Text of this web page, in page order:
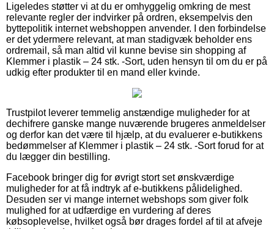
Ligeledes støtter vi at du er omhyggelig omkring de mest
relevante regler der indvirker på ordren, eksempelvis den
byttepolitik internet webshoppen anvender. I den forbindelse
er det ydermere relevant, at man stadigvæk beholder ens
ordremail, så man altid vil kunne bevise sin shopping af
Klemmer i plastik – 24 stk. -Sort, uden hensyn til om du er på
udkig efter produkter til en mand eller kvinde.
Trustpilot leverer temmelig anstændige muligheder for at
dechifrere ganske mange nuværende brugeres anmeldelser
og derfor kan det være til hjælp, at du evaluerer e-butikkens
bedømmelser af Klemmer i plastik – 24 stk. -Sort forud for at
du lægger din bestilling.
Facebook bringer dig for øvrigt stort set ønskværdige
muligheder for at få indtryk af e-butikkens pålidelighed.
Desuden ser vi mange internet webshops som giver folk
mulighed for at udfærdige en vurdering af deres
købsoplevelse, hvilket også bør drages fordel af til at afveje